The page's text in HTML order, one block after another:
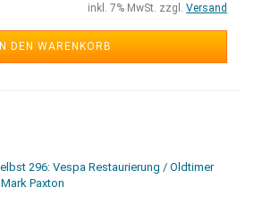
inkl. 7% MwSt. zzgl. Versand
IN DEN WARENKORB